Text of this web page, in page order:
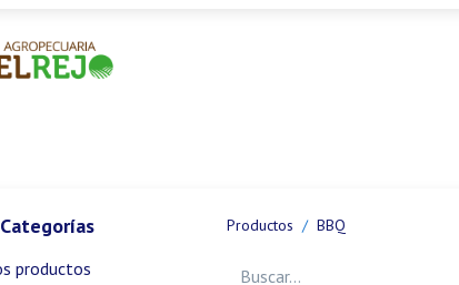
Categorías
productos
Productos BBQ